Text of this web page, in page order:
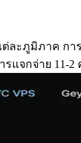
ละภูมิภาค
แจกจ่าย 11-